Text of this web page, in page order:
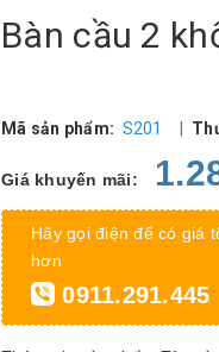
Bàn cầu 2
Mã sản phẩm: S201
Giá khuyến mãi:
Hãy gọi điện để có giá
hơn
0911.291.445